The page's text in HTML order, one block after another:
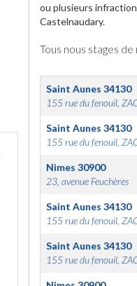
ou plusieurs
Castelnaudary.
Tous nous stages
Saint Aunes 34130
155 rue du fenouil,
Saint Aunes 34130
155 rue du fenouil,
Nimes 30900
23, avenue Feuchères
Saint Aunes 34130
155 rue du fenouil,
Saint Aunes 34130
155 rue du fenouil,